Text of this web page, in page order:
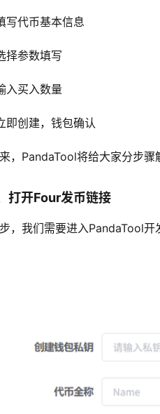
写代币基本信息
择参数填写
入买入数量
即创建，钱包确认
，PandaTool将给大家分步骤
打开Four发币链接
，我们需要进入PandaTool开